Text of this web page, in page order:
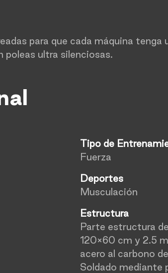
para que cada máquina
ultra silenciosas.
Tipo de
Fuerza
Deportes
Musculación
Estructura
Parte estructura
120×60 cm y 2.5
acero al carbono
Soldado mediante